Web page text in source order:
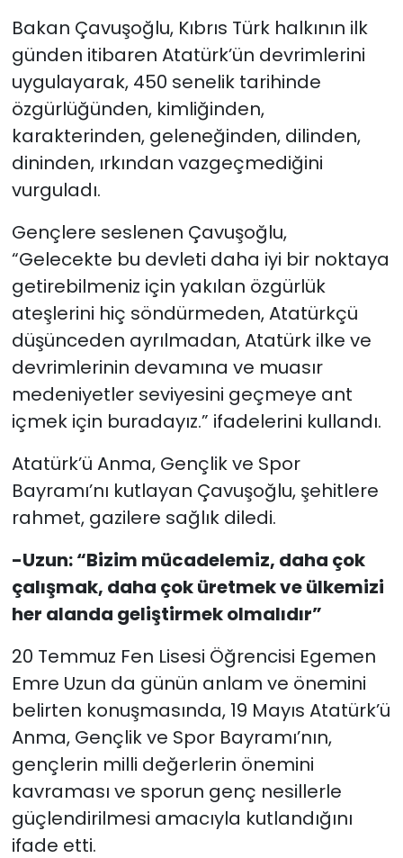
Bakan Çavuşoğlu, Kıbrıs Türk halkının ilk
günden itibaren Atatürk’ün devrimlerini
uygulayarak, 450 senelik tarihinde
özgürlüğünden, kimliğinden,
karakterinden, geleneğinden, dilinden,
dininden, ırkından vazgeçmediğini
vurguladı.
Gençlere seslenen Çavuşoğlu,
“Gelecekte bu devleti daha iyi bir noktaya
getirebilmeniz için yakılan özgürlük
ateşlerini hiç söndürmeden, Atatürkçü
düşünceden ayrılmadan, Atatürk ilke ve
devrimlerinin devamına ve muasır
medeniyetler seviyesini geçmeye ant
içmek için buradayız.” ifadelerini kullandı.
Atatürk’ü Anma, Gençlik ve Spor
Bayramı’nı kutlayan Çavuşoğlu, şehitlere
rahmet, gazilere sağlık diledi.
-Uzun: “Bizim mücadelemiz, daha çok
çalışmak, daha çok üretmek ve ülkemizi
her alanda geliştirmek olmalıdır”
20 Temmuz Fen Lisesi Öğrencisi Egemen
Emre Uzun da günün anlam ve önemini
belirten konuşmasında, 19 Mayıs Atatürk’ü
Anma, Gençlik ve Spor Bayramı’nın,
gençlerin milli değerlerin önemini
kavraması ve sporun genç nesillerle
güçlendirilmesi amacıyla kutlandığını
ifade etti.